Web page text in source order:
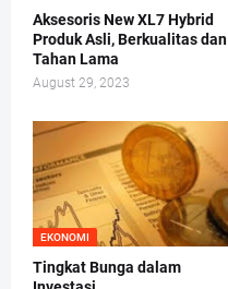
Aksesoris New XL7 Hybrid
Produk Asli, Berkualitas dan
Tahan Lama
August 29, 2023
EKONOMI
Tingkat Bunga dalam